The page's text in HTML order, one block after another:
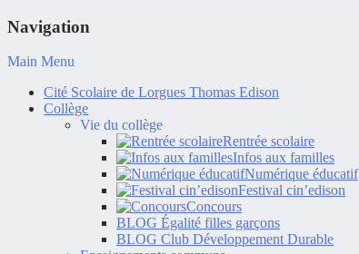
Navigation
Main Menu
Cité Scolaire de Lorgues Thomas Edison
Collège
Vie du collège
Rentrée scolaire
Infos aux familles
Numérique éducatif
Festival cin’edison
Concours
BLOG Égalité filles garçons
BLOG Club Développement Durable